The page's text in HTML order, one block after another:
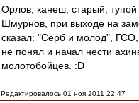
Орлов, канеш, старый, тупой
Шмурнов, при выходе на
сказал: "Серб и молод", ГСО,
не понял и начал нести
молотобойцев. :D
Редактировалось 01 ноя 2011 22:47